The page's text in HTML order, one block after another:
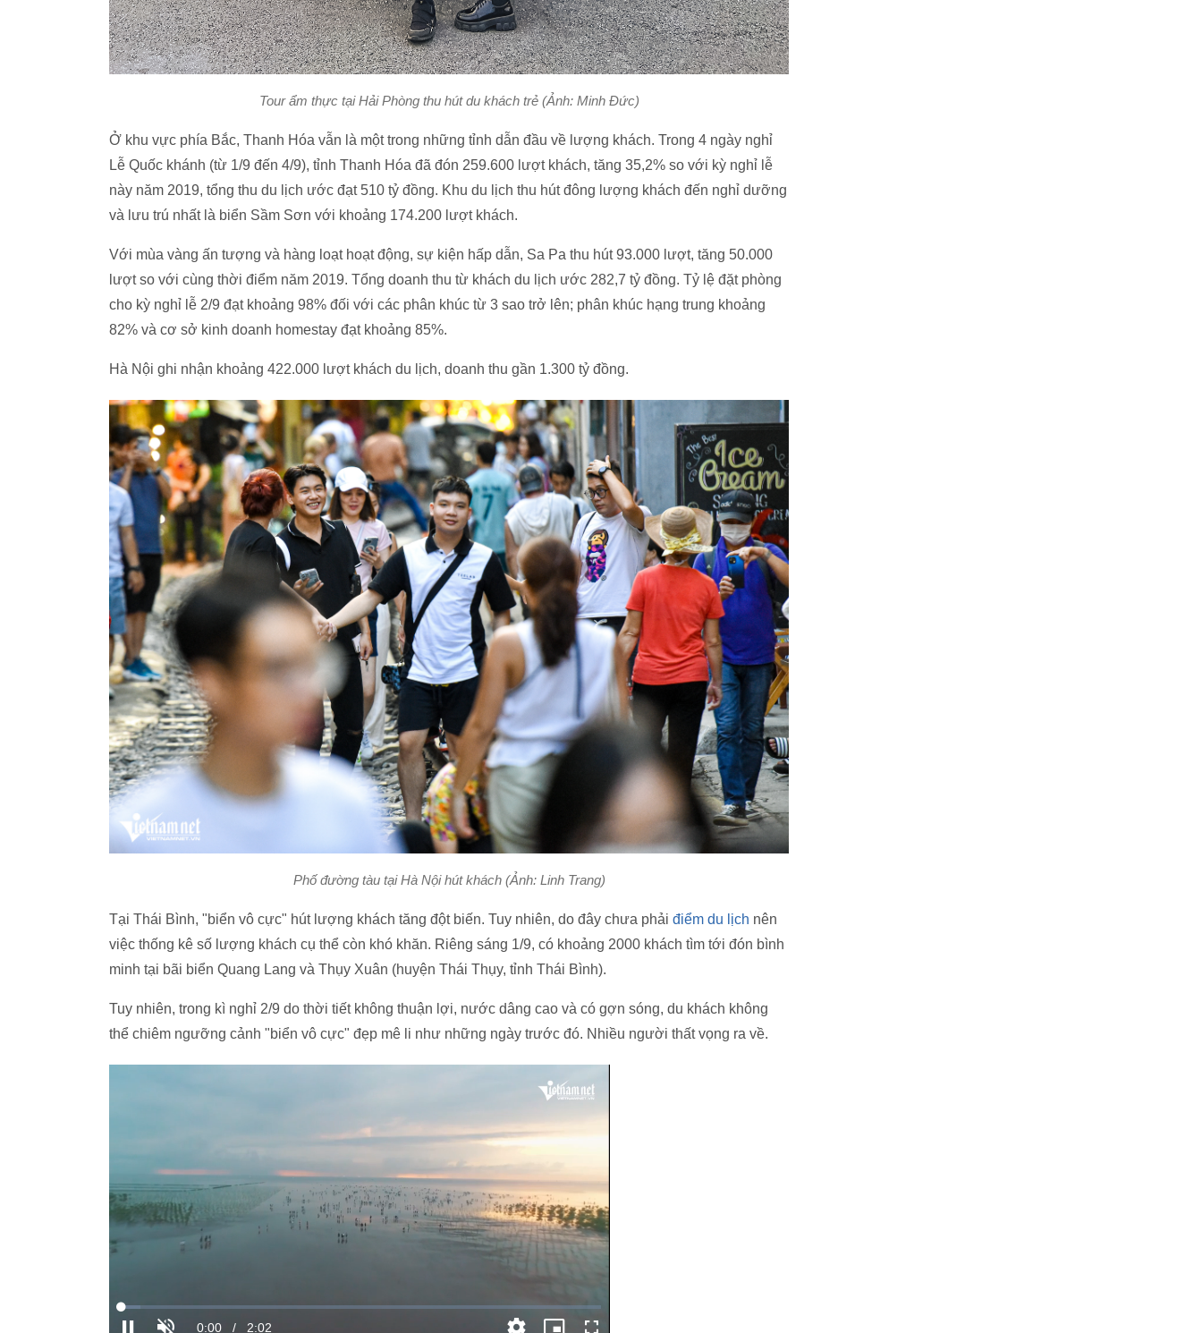
Tour ẩm thực tại Hải Phòng thu hút du khách trẻ (Ảnh: Minh Đức)
Ở khu vực phía Bắc, Thanh Hóa vẫn là một trong những tỉnh dẫn đầu về lượng khách. Trong 4 ngày nghỉ
Lễ Quốc khánh (từ 1/9 đến 4/9), tỉnh Thanh Hóa đã đón 259.600 lượt khách, tăng 35,2% so với kỳ nghỉ lễ
này năm 2019, tổng thu du lịch ước đạt 510 tỷ đồng. Khu du lịch thu hút đông lượng khách đến nghỉ dưỡng
và lưu trú nhất là biển Sầm Sơn với khoảng 174.200 lượt khách.
Với mùa vàng ấn tượng và hàng loạt hoạt động, sự kiện hấp dẫn, Sa Pa thu hút 93.000 lượt, tăng 50.000
lượt so với cùng thời điểm năm 2019. Tổng doanh thu từ khách du lịch ước 282,7 tỷ đồng. Tỷ lệ đặt phòng
cho kỳ nghỉ lễ 2/9 đạt khoảng 98% đối với các phân khúc từ 3 sao trở lên; phân khúc hạng trung khoảng
82% và cơ sở kinh doanh homestay đạt khoảng 85%.
Hà Nội ghi nhận khoảng 422.000 lượt khách du lịch, doanh thu gần 1.300 tỷ đồng.
Phố đường tàu tại Hà Nội hút khách (Ảnh: Linh Trang)
Tại Thái Bình, "biển vô cực" hút lượng khách tăng đột biến. Tuy nhiên, do đây chưa phải điểm du lịch nên
việc thống kê số lượng khách cụ thể còn khó khăn. Riêng sáng 1/9, có khoảng 2000 khách tìm tới đón bình
minh tại bãi biển Quang Lang và Thụy Xuân (huyện Thái Thụy, tỉnh Thái Bình).
Tuy nhiên, trong kì nghỉ 2/9 do thời tiết không thuận lợi, nước dâng cao và có gợn sóng, du khách không
thể chiêm ngưỡng cảnh "biển vô cực" đẹp mê li như những ngày trước đó. Nhiều người thất vọng ra về.